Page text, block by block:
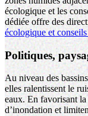
écologique et les
dédiée offre des
écologique et
Politiques,
Au niveau des
elles ralentissent le
eaux. En favorisant
d’inondation et